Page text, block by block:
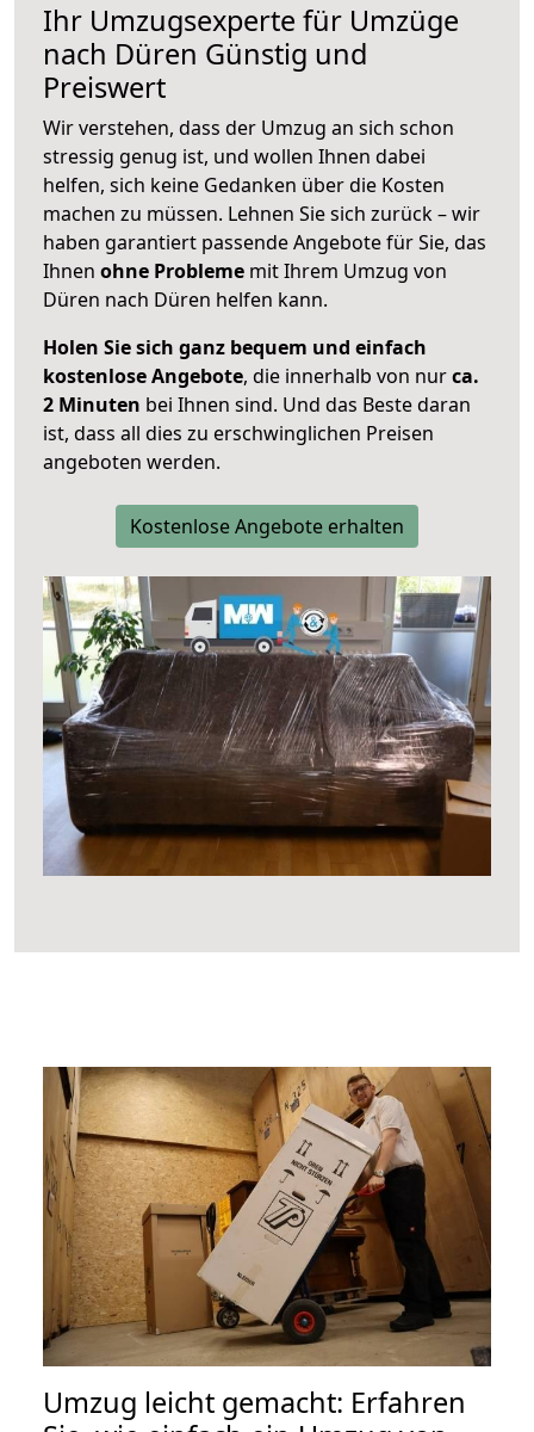
Ihr Umzugsexperte für Umzüge
nach Düren Günstig und
Preiswert
Wir verstehen, dass der Umzug an sich schon
stressig genug ist, und wollen Ihnen dabei
helfen, sich keine Gedanken über die Kosten
machen zu müssen. Lehnen Sie sich zurück – wir
haben garantiert passende Angebote für Sie, das
Ihnen ohne Probleme mit Ihrem Umzug von
Düren nach Düren helfen kann.
Holen Sie sich ganz bequem und einfach
kostenlose Angebote, die innerhalb von nurca.
2 Minuten bei Ihnen sind. Und das Beste daran
ist, dass all dies zu erschwinglichen Preisen
angeboten werden.
Kostenlose Angebote erhalten
Umzug leicht gemacht: Erfahren